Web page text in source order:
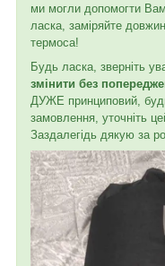
ми могли допомогти Вам
ласка, заміряйте
термоса!
Будь ласка, зверніть
змінити без
ДУЖЕ принциповий,
замовлення, уточніть
Заздалегідь дякую за